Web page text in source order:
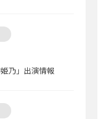
乃」出演情報